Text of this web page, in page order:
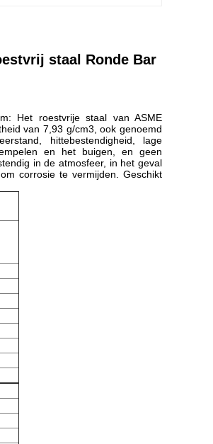
staal Ronde Bar
Het roestvrije staal van ASME
van 7,93 g/cm3, ook genoemd
hittebestendigheid, lage
en het buigen, en geen
in de atmosfeer, in het geval
corrosie te vermijden. Geschikt